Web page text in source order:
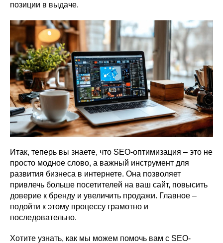
позиции в выдаче.
Итак, теперь вы знаете, что SEO-оптимизация – это не
просто модное слово, а важный инструмент для
развития бизнеса в интернете. Она позволяет
привлечь больше посетителей на ваш сайт, повысить
доверие к бренду и увеличить продажи. Главное –
подойти к этому процессу грамотно и
последовательно.
Хотите узнать, как мы можем помочь вам с SEO-